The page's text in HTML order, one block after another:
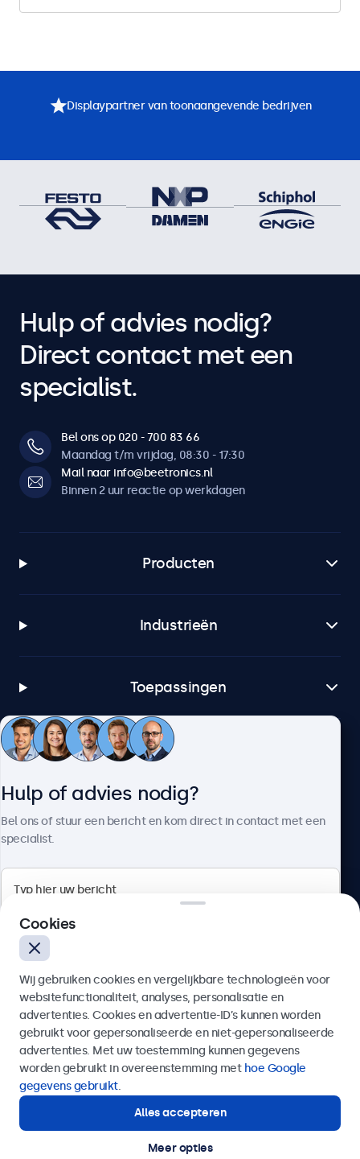
Displaypartner van toonaangevende bedrijven
Hulp of advies nodig?
Direct contact met een
specialist.
Bel ons op 020 - 700 83 66
Maandag t/m vrijdag, 08:30 - 17:30
Mail naar info@beetronics.nl
Binnen 2 uur reactie op werkdagen
Producten
Industrieën
Toepassingen
Klantenservice
4.8/5 door 5000+ bedrijven
Nederlands
© 2026 Beetronics
Hulp of advies nodig?
Bel ons of stuur een bericht en kom direct in contact met een
specialist.
Verzenden
Of bel ons op
Hulp of advies nodig?
Direct contact met een specialist.
Cookies
Wij gebruiken cookies en vergelijkbare technologieën voor
websitefunctionaliteit, analyses, personalisatie en
advertenties. Cookies en advertentie-ID’s kunnen worden
gebruikt voor gepersonaliseerde en niet-gepersonaliseerde
advertenties. Met uw toestemming kunnen gegevens
worden gebruikt in overeenstemming met hoe Google
gegevens gebruikt.
Alles accepteren
Meer opties